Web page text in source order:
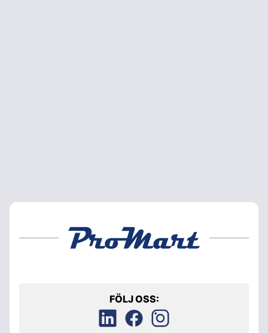
FÖLJ OSS: